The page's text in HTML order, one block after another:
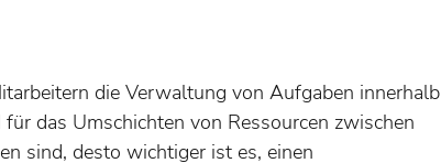
die Verwaltung von Aufgaben innerhalb
das Umschichten von Ressourcen zwischen
sind, desto wichtiger ist es, einen